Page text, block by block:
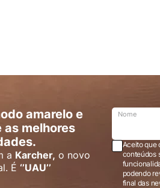
amarelo e
melhores
a Karcher, o novo
É ‘’UAU’’
Nome
Aceito que
conteúdos sobre os
podendo revogar este consentimento a qualquer tempo através da
final das